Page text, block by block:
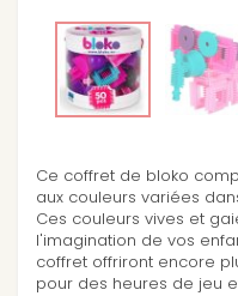
Ce coffret de bloko
aux couleurs variées
Ces couleurs vives et
l'imagination de vos
coffret offriront encore
pour des heures de jeu